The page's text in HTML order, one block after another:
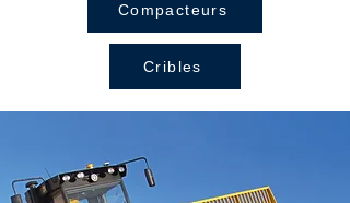
Compacteurs
Cribles